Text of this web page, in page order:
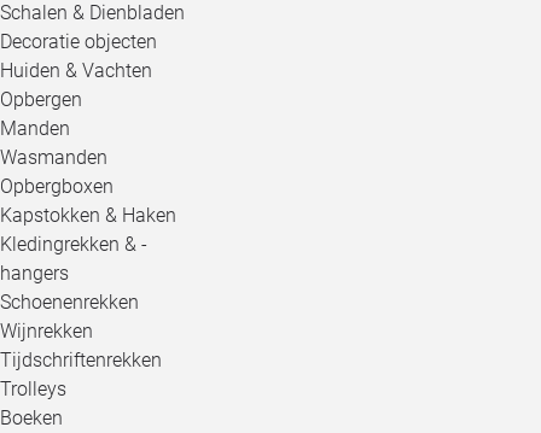
Schalen & Dienbladen
Decoratie objecten
Huiden & Vachten
Opbergen
Manden
Wasmanden
Opbergboxen
Kapstokken & Haken
Kledingrekken & -
hangers
Schoenenrekken
Wijnrekken
Tijdschriftenrekken
Trolleys
Boeken